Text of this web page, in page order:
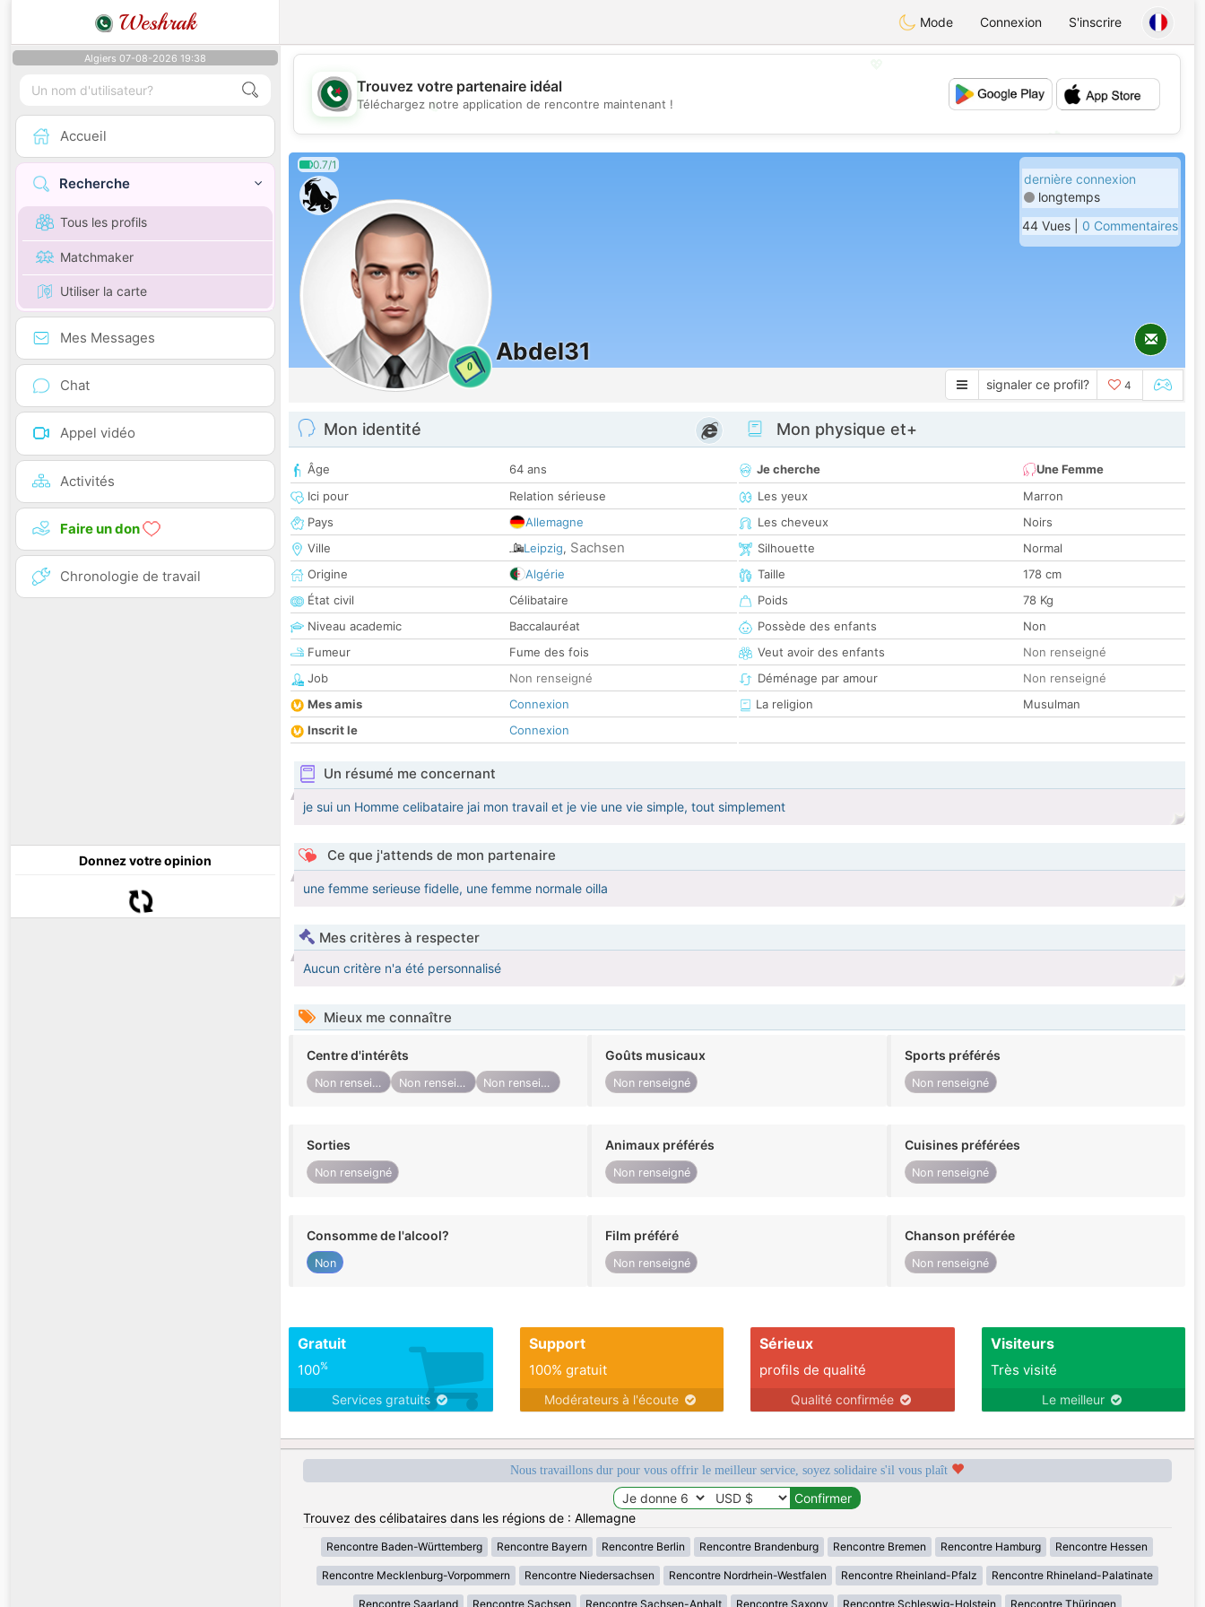
Weshrak Mode Connexion S'inscrire
Algiers 07-08-2026 19:38
Accueil
Recherche
Tous les profils
Matchmaker
Utiliser la carte
Mes Messages
Chat
Appel vidéo
Activités
Faire un don
Chronologie de travail
Donnez votre opinion
💖
💕
Trouvez votre partenaire idéal
Téléchargez notre application de rencontre maintenant !
0.7/1
0
Abdel31
dernière connexion
longtemps
44 Vues | 0 Commentaires
signaler ce profil? 4
Mon identité
Âge
64 ans
Ici pour
Relation sérieuse
Pays
Allemagne
Ville
Leipzig, Sachsen
Origine
Algérie
État civil
Célibataire
Niveau academic
Baccalauréat
Fumeur
Fume des fois
Job
Non renseigné
Mes amis
Connexion
Inscrit le
Connexion
Mon physique et+
Je cherche
Une Femme
Les yeux
Marron
Les cheveux
Noirs
Silhouette
Normal
Taille
178 cm
Poids
78 Kg
Possède des enfants
Non
Veut avoir des enfants
Non renseigné
Déménage par amour
Non renseigné
La religion
Musulman
Un résumé me concernant
je sui un Homme celibataire jai mon travail et je vie une vie simple, tout simplement
Ce que j'attends de mon partenaire
une femme serieuse fidelle, une femme normale oilla
Mes critères à respecter
Aucun critère n'a été personnalisé
Mieux me connaître
Centre d'intérêts
Non renseigné Non renseigné Non renseigné
Goûts musicaux
Non renseigné
Sports préférés
Non renseigné
Sorties
Non renseigné
Animaux préférés
Non renseigné
Cuisines préférées
Non renseigné
Consomme de l'alcool?
Non
Film préféré
Non renseigné
Chanson préférée
Non renseigné
Gratuit
100%
Services gratuits
Support
100% gratuit
Modérateurs à l'écoute
Sérieux
profils de qualité
Qualité confirmée
Visiteurs
Très visité
Le meilleur
Nous travaillons dur pour vous offrir le meilleur service, soyez solidaire s'il vous plaît
Trouvez des célibataires dans les régions de : Allemagne
Rencontre Baden-Württemberg Rencontre Bayern Rencontre Berlin Rencontre Brandenburg Rencontre Bremen Rencontre Hamburg Rencontre Hessen
Rencontre Mecklenburg-Vorpommern Rencontre Niedersachsen Rencontre Nordrhein-Westfalen Rencontre Rheinland-Pfalz Rencontre Rhineland-Palatinate
Rencontre Saarland Rencontre Sachsen Rencontre Sachsen-Anhalt Rencontre Saxony Rencontre Schleswig-Holstein Rencontre Thüringen